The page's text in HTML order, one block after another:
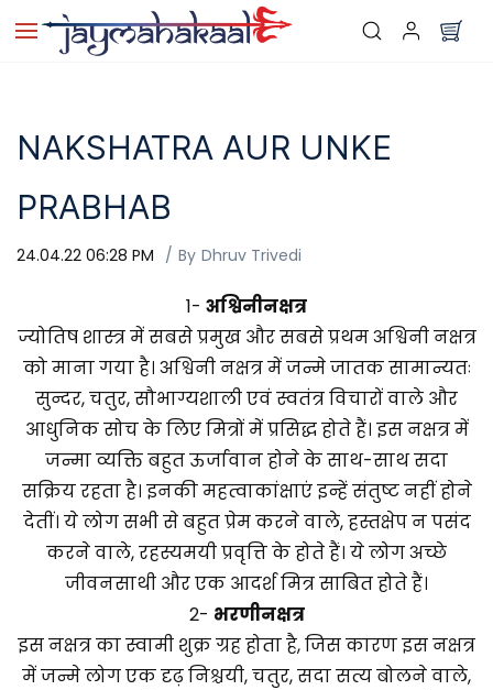
Skip to
main
content
NAKSHATRA AUR UNKE
PRABHAB
24.04.22 06:28 PM By Dhruv Trivedi
1- अश्विनीनक्षत्र
ज्योतिष शास्त्र में सबसे प्रमुख और सबसे प्रथम अश्विनी नक्षत्र
को माना गया है। अश्विनी नक्षत्र में जन्मे जातक सामान्यतः
सुन्दर, चतुर, सौभाग्यशाली एवं स्वतंत्र विचारों वाले और
आधुनिक सोच के लिए मित्रों में प्रसिद्ध होते हैं। इस नक्षत्र में
जन्मा व्यक्ति बहुत ऊर्जावान होने के साथ-साथ सदा
सक्रिय रहता है। इनकी महत्वाकांक्षाएं इन्हें संतुष्ट नहीं होने
देतीं। ये लोग सभी से बहुत प्रेम करने वाले, हस्तक्षेप न पसंद
करने वाले, रहस्यमयी प्रवृत्ति के होते हैं। ये लोग अच्छे
जीवनसाथी और एक आदर्श मित्र साबित होते हैं।
2- भरणीनक्षत्र
इस नक्षत्र का स्वामी शुक्र ग्रह होता है, जिस कारण इस नक्षत्र
में जन्मे लोग एक दृढ़ निश्चयी, चतुर, सदा सत्य बोलने वाले,